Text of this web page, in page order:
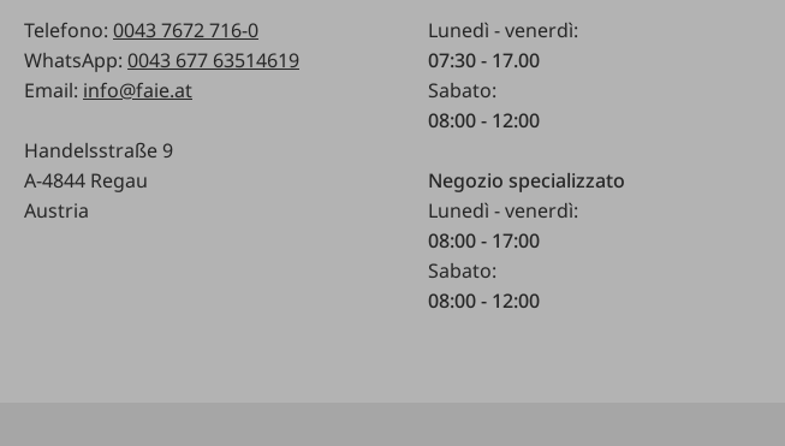
Telefono: 0043 7672 716-0
WhatsApp: 0043 677 63514619
Email: info@faie.at
Handelsstraße 9
A-4844 Regau
Austria
Lunedì - venerdì:
07:30 - 17.00
Sabato:
08:00 - 12:00
Negozio specializzato
Lunedì - venerdì:
08:00 - 17:00
Sabato:
08:00 - 12:00